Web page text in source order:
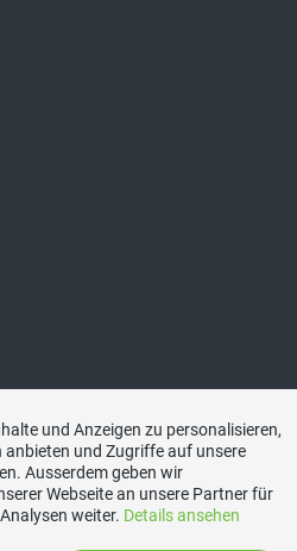
und Anzeigen zu personalisieren,
und Zugriffe auf unsere
Ausserdem geben wir
Webseite an unsere Partner für
weiter. Details ansehen